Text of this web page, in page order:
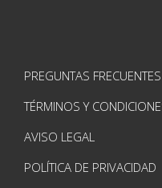
PREGUNTAS FRECUENTES
TÉRMINOS Y
AVISO LEGAL
POLÍTICA DE PRIVACIDAD